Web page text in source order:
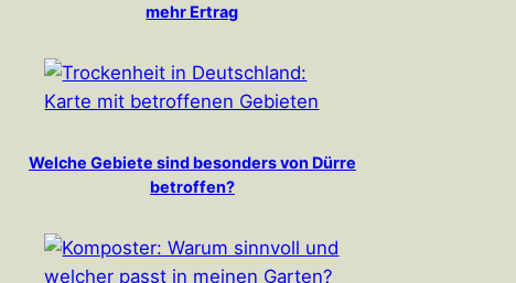
mehr Ertrag
Welche Gebiete sind besonders von Dürre
betroffen?